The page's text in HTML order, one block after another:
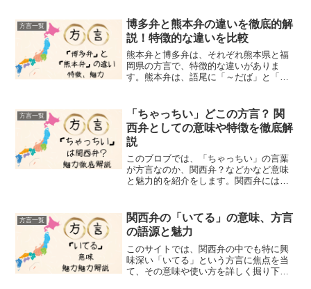
方の方言である「しらこい」を使用例な
どを交えながら、魅力を解...
方言一覧
博多弁と熊本弁の違いを徹底的解
説！特徴的な違いを比較
熊本弁と博多弁は、それぞれ熊本県と福
岡県の方言で、特徴的な違いがありま
す。熊本弁は、語尾に「～だば」と「～
と」をよく使い、話し言葉に優しさと柔
らかさが感じられます。また、...
方言一覧
「ちゃっちい」どこの方言？ 関
西弁としての意味や特徴を徹底解
説
このブロブでは、「ちゃっちい」の言葉
が方言なのか、関西弁？などかなど意味
と魅力的を紹介をします。関西弁には心
日常会話に彩りを加え方言の魅力を感じ
る言葉です。このブロブで...
方言一覧
関西弁の「いてる」の意味、方言
の語源と魅力
このサイトでは、関西弁の中でも特に興
味深い「いてる」という方言に焦点を当
て、その意味や使い方を詳しく掘り下げ